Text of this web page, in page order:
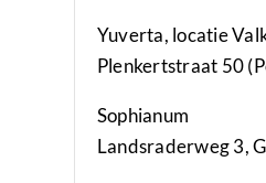
Yuverta, locatie
Plenkertstraat 50
Sophianum
Landsraderweg 3,